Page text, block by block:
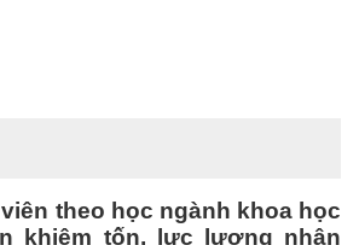
theo học ngành khoa học
khiêm tốn, lực lượng nhân